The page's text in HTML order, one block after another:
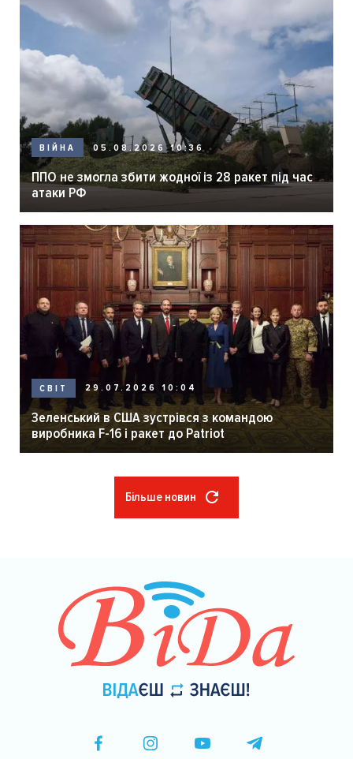
ВІЙНА 05.08.2026 10:36
ППО не змогла збити жодної із 28 ракет під час
атаки РФ
СВІТ 29.07.2026 10:04
Зеленський в США зустрівся з командою
виробника F-16 і ракет до Patriot
Більше новин